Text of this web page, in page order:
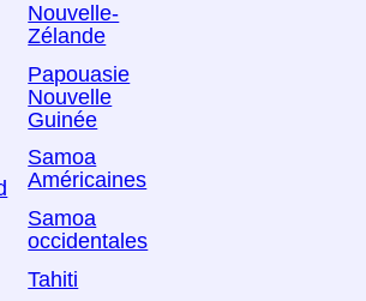
Nouvelle-
Zélande
Papouasie
Nouvelle
Guinée
Samoa
Américaines
Samoa
occidentales
Tahiti